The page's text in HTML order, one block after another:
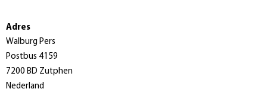
Adres
Walburg Pers
Postbus 4159
7200 BD Zutphen
Nederland